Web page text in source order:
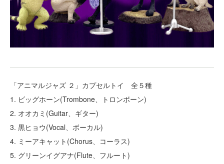
「アニマルジャズ ２」カプセルトイ 全５種
1. ビッグホーン(Trombone、トロンボーン)
2. オオカミ(Guitar、ギター)
3. 黒ヒョウ(Vocal、ボーカル)
4. ミーアキャット(Chorus、コーラス)
5. グリーンイグアナ(Flute、フルート)